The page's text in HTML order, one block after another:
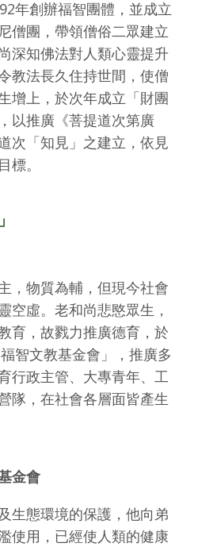
年創辦福智團體，並成立
僧團，帶領僧俗二眾建立
深知佛法對人類心靈提升
教法長久住持世間，使僧
增上，於次年成立「財團
以推廣《菩提道次第廣
次「知見」之建立，依見
標。
，物質為輔，但現今社會
空虛。老和尚悲愍眾生，
育，故戮力推廣德育，於
智文教基金會」，推廣多
行政主管、大專青年、工
隊，在社會各層面皆產生
金會
生態環境的保護，他向弟
使用，已經使人類的健康